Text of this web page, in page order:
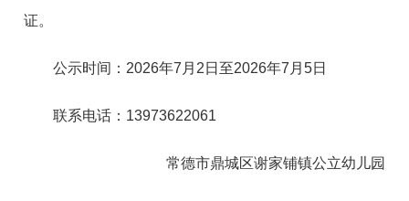
证。
公示时间：2026年7月2日至2026年7月5日
联系电话：13973622061
常德市鼎城区谢家铺镇公立幼儿园